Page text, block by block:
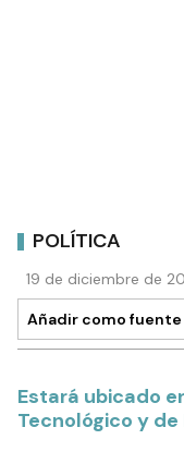
POLÍTICA
19 de diciembre de
Añadir como fuente
Estará ubicado
Tecnológico y